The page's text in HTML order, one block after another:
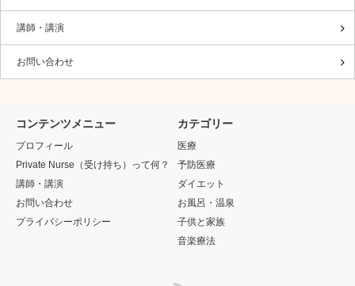
講師・講演
お問い合わせ
コンテンツメニュー
プロフィール
Private Nurse（受け持ち）って何？
講師・講演
お問い合わせ
プライバシーポリシー
カテゴリー
医療
予防医療
ダイエット
お風呂・温泉
子供と家族
音楽療法